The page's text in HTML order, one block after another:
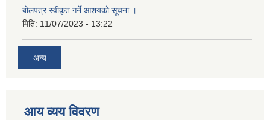
बोलपत्र स्वीकृत गर्ने आशयको सूचना ।
मिति: 11/07/2023 - 13:22
अन्य
आय व्यय विवरण